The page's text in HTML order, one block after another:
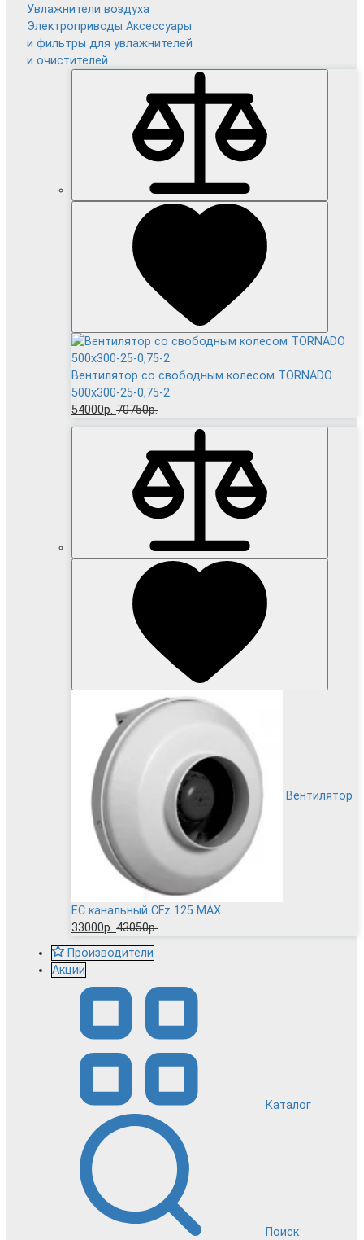
Увлажнители воздуха
Электроприводы Аксессуары
и фильтры для увлажнителей
и очистителей
Вентилятор cо свободным колесом TORNADO
500x300-25-0,75-2
54000р. 70750р.
Вентилятор
EC канальный CFz 125 MAX
33000р. 43050р.
Производители
Акции
Каталог
Поиск